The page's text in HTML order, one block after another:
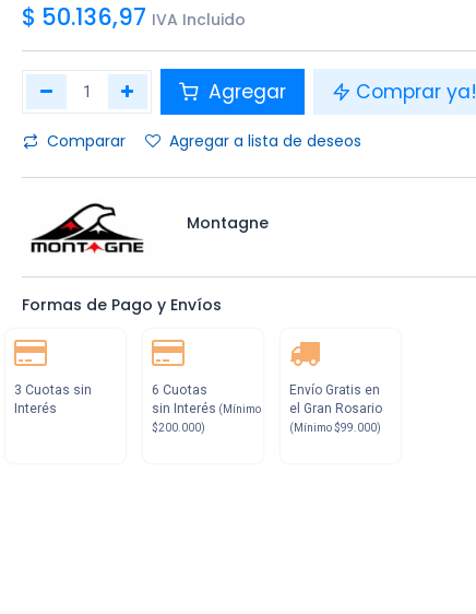
$ 50.136,97 IVA Incluido
Agregar Comprar ya!
Comparar Agregar a lista de deseos
Montagne
Formas de Pago y Envíos
3 Cuotas sin
Interés
6 Cuotas
sin Interés (Mínimo
$200.000)
Envío Gratis en
el Gran Rosario
(Mínimo $99.000)